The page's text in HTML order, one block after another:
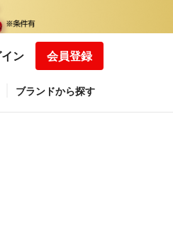
ン 会員登録
ブランドから探す